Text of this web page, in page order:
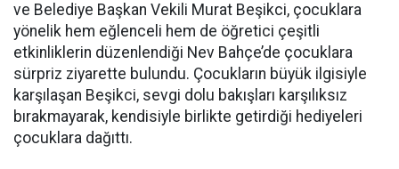
ve Belediye Başkan Vekili Murat Beşikci, çocuklara
yönelik hem eğlenceli hem de öğretici çeşitli
etkinliklerin düzenlendiği Nev Bahçe’de çocuklara
sürpriz ziyarette bulundu. Çocukların büyük ilgisiyle
karşılaşan Beşikci, sevgi dolu bakışları karşılıksız
bırakmayarak, kendisiyle birlikte getirdiği hediyeleri
çocuklara dağıttı.